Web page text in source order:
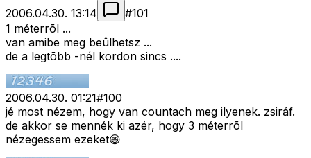
2006.04.30. 13:14
#101
1 méterrõl ...
van amibe meg beûlhetsz ...
de a legtõbb -nél kordon sincs ....
2006.04.30. 01:21#100
jé most nézem, hogy van countach meg ilyenek. zsiráf.
de akkor se mennék ki azér, hogy 3 méterrõl
nézegessem ezeket😄